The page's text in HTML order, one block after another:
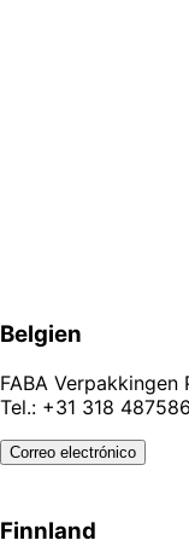
Belgien
FABA
Tel.: +31 318
Correo electrónico
Finnland